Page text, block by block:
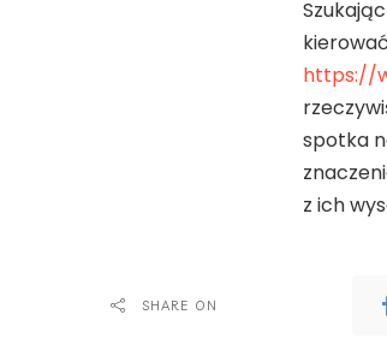
https://
spotka
z ich
SHARE ON